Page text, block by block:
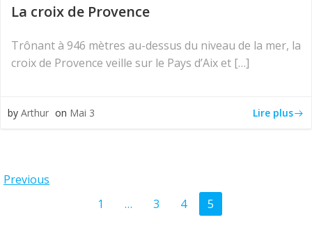
La croix de Provence
Trônant à 946 mètres au-dessus du niveau de la mer, la
croix de Provence veille sur le Pays d’Aix et […]
by Arthur on Mai 3 Lire plus
Posts
navigation
Previous
Page
1 … Page
3 Page
4 Page
5